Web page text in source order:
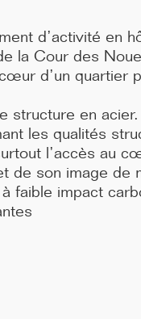
:
de
d’activité en
la Cour des
d’un quartier
structure en
les qualités
l’accès au
de son image de
faible impact